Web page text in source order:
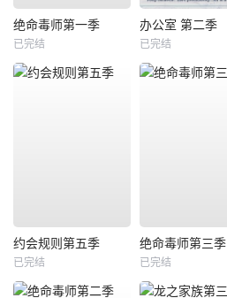
绝命毒师第一季
已完结
办公室 第二季
已完结
约会规则第五季
已完结
绝命毒师第三季
已完结